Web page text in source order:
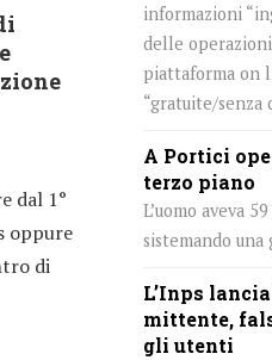
dal 1°
oppure
di
informazioni
delle
piattaforma on
“gratuite/senza
A Portici
terzo piano
L’uomo aveva
sistemando
L’Inps
mittente,
gli utenti